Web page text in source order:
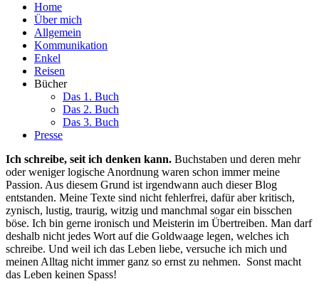
Home
Über mich
Allgemein
Kommunikation
Enkel
Reisen
Bücher
Das 1. Buch
Das 2. Buch
Das 3. Buch
Presse
Ich schreibe, seit ich denken kann. Buchstaben und deren mehr
oder weniger logische Anordnung waren schon immer meine
Passion. Aus diesem Grund ist irgendwann auch dieser Blog
entstanden. Meine Texte sind nicht fehlerfrei, dafür aber kritisch,
zynisch, lustig, traurig, witzig und manchmal sogar ein bisschen
böse. Ich bin gerne ironisch und Meisterin im Übertreiben. Man darf
deshalb nicht jedes Wort auf die Goldwaage legen, welches ich
schreibe. Und weil ich das Leben liebe, versuche ich mich und
meinen Alltag nicht immer ganz so ernst zu nehmen. Sonst macht
das Leben keinen Spass!